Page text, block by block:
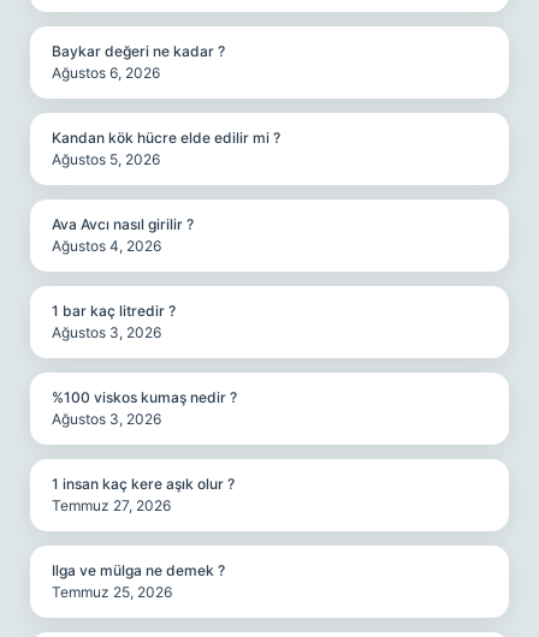
Baykar değeri ne kadar ?
Ağustos 6, 2026
Kandan kök hücre elde edilir mi ?
Ağustos 5, 2026
Ava Avcı nasıl girilir ?
Ağustos 4, 2026
1 bar kaç litredir ?
Ağustos 3, 2026
%100 viskos kumaş nedir ?
Ağustos 3, 2026
1 insan kaç kere aşık olur ?
Temmuz 27, 2026
Ilga ve mülga ne demek ?
Temmuz 25, 2026